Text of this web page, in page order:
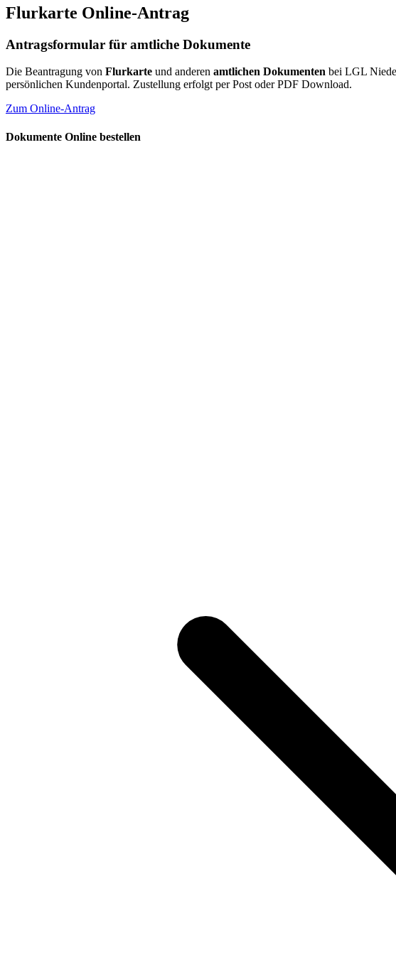
Flurkarte Online-Antrag
Antragsformular für amtliche Dokumente
Die Beantragung von Flurkarte und anderen amtlichen Dokumenten bei LGL
persönlichen Kundenportal. Zustellung erfolgt per Post oder PDF Download.
Zum Online-Antrag
Dokumente Online bestellen